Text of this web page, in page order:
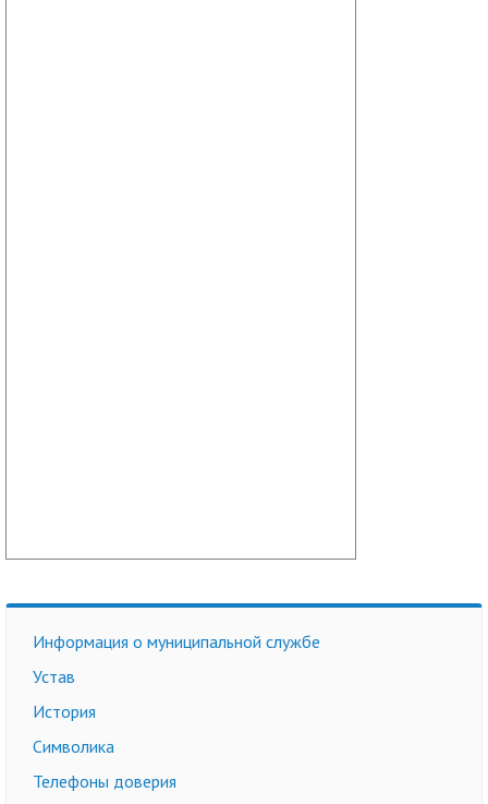
Информация о муниципальной службе
Устав
История
Символика
Телефоны доверия